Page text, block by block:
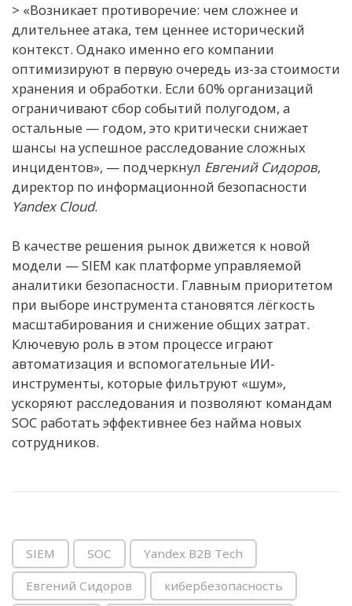
> «Возникает противоречие: чем сложнее и
длительнее атака, тем ценнее исторический
контекст. Однако именно его компании
оптимизируют в первую очередь из-за стоимости
хранения и обработки. Если 60% организаций
ограничивают сбор событий полугодом, а
остальные — годом, это критически снижает
шансы на успешное расследование сложных
инцидентов», — подчеркнул Евгений Сидоров,
директор по информационной безопасности
Yandex Cloud.
В качестве решения рынок движется к новой
модели — SIEM как платформе управляемой
аналитики безопасности. Главным приоритетом
при выборе инструмента становятся лёгкость
масштабирования и снижение общих затрат.
Ключевую роль в этом процессе играют
автоматизация и вспомогательные ИИ-
инструменты, которые фильтруют «шум»,
ускоряют расследования и позволяют командам
SOC работать эффективнее без найма новых
сотрудников.
SIEM SOC Yandex B2B Tech
Евгений Сидоров кибербезопасность